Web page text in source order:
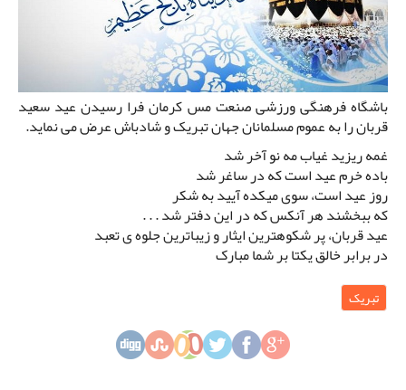
باشگاه فرهنگی ورزشی صنعت مس کرمان فرا رسیدن عید سعید
قربان را به عموم مسلمانان جهان تبریک و شادباش عرض می نماید.
غمه ریزید غیاب مه نو آخر شد
باده خرم عید است که در ساغر شد
روز عید است، سوی میکده آیید به شکر
که ببخشند هر آنکس که در این دفتر شد . . .
عید قربان، پر شکوهترین ایثار و زیباترین جلوه ی تعبد
در برابر خالق یکتا بر شما مبارک
تبریک